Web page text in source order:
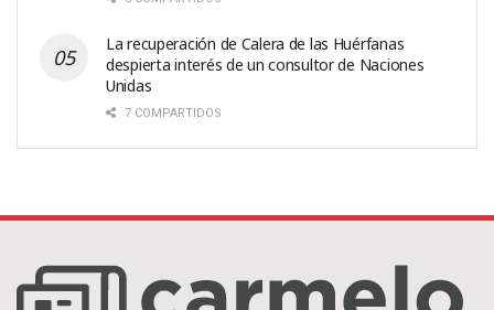
La recuperación de Calera de las Huérfanas
despierta interés de un consultor de Naciones
Unidas
7 COMPARTIDOS